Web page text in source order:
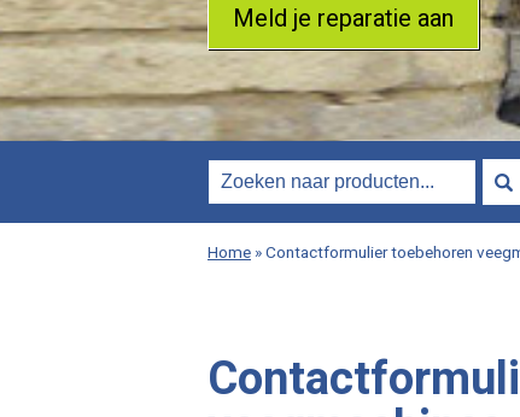
Meld je reparatie aan
Home »Contactformulier toebehoren